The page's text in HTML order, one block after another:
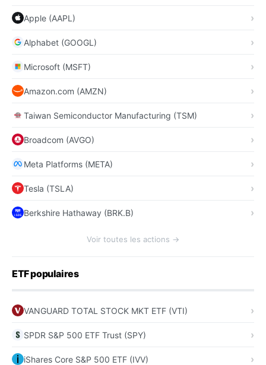
Apple (AAPL)
Alphabet (GOOGL)
Microsoft (MSFT)
Amazon.com (AMZN)
Taiwan Semiconductor Manufacturing (TSM)
Broadcom (AVGO)
Meta Platforms (META)
Tesla (TSLA)
Berkshire Hathaway (BRK.B)
Voir toutes les actions →
ETF populaires
VANGUARD TOTAL STOCK MKT ETF (VTI)
SPDR S&P 500 ETF Trust (SPY)
iShares Core S&P 500 ETF (IVV)